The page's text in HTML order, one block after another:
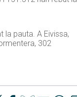
la pauta. A Eivissa,
302